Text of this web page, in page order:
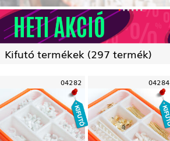
Kifutó termékek (297 termék)
04282 04284